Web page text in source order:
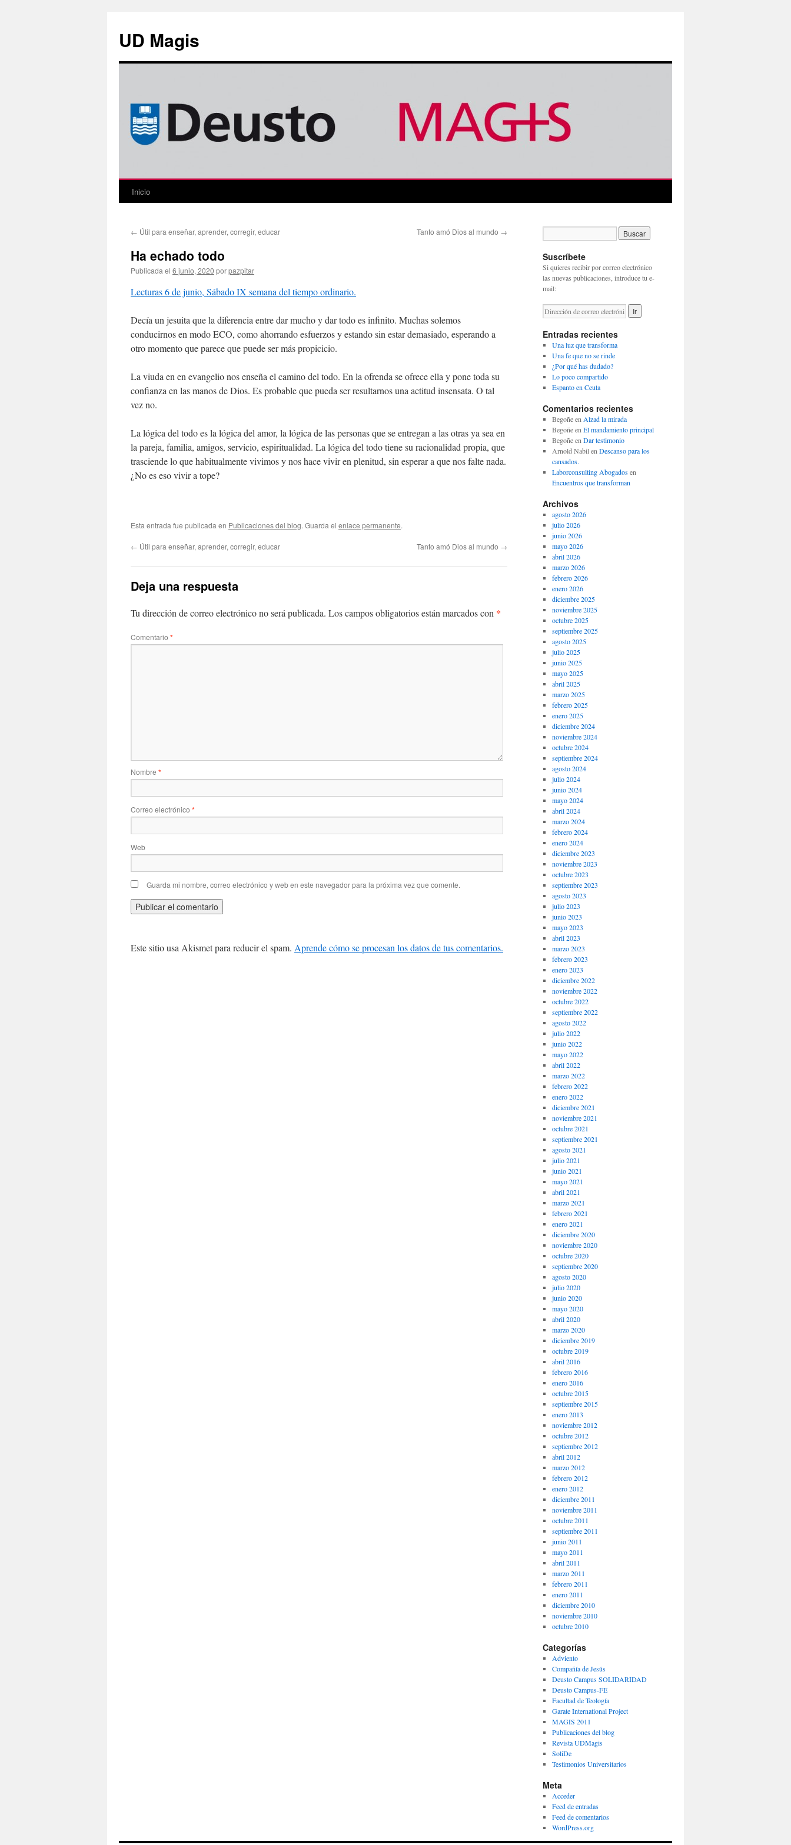
contenido
UD Magis
Inicio
← Útil para enseñar, aprender, corregir, educar Tanto amó Dios al mundo →
Ha echado todo
Publicada el 6 junio, 2020 porpazpitar
Lecturas 6 de junio, Sábado IX semana del tiempo ordinario.
Decía un jesuita que la diferencia entre dar mucho y dar todo es infinito. Muchas solemos
conducirnos en modo ECO, como ahorrando esfuerzos y estando sin estar demasiado, esperando a
otro momento que parece que puede ser más propicicio.
La viuda en en evangelio nos enseña el camino del todo. En la ofrenda se ofrece ella y pone toda su
confianza en las manos de Dios. Es probable que pueda ser resultarnos una actitud insensata. O tal
vez no.
La lógica del todo es la lógica del amor, la lógica de las personas que se entregan a las otras ya sea en
la pareja, familia, amigos, servicio, espiritualidad. La lógica del todo tiene su racionalidad propia, que
trasciende lo que habitualmente vivimos y nos hace vivir en plenitud, sin esperar a que nos falte nada.
¿No es eso vivir a tope?
Esta entrada fue publicada en Publicaciones del blog. Guarda el enlace permanente.
← Útil para enseñar, aprender, corregir, educar Tanto amó Dios al mundo →
Deja una respuesta
Tu dirección de correo electrónico no será publicada. Los campos obligatorios están marcados con *
Comentario *
Nombre *
Correo electrónico *
Web
Guarda mi nombre, correo electrónico y web en este navegador para la próxima vez que comente.
Este sitio usa Akismet para reducir el spam. Aprende cómo se procesan los datos de tus comentarios.
Suscríbete
Si quieres recibir por correo electrónico
las nuevas publicaciones, introduce tu e-
mail:
Entradas recientes
Una luz que transforma
Una fe que no se rinde
¿Por qué has dudado?
Lo poco compartido
Espanto en Ceuta
Comentarios recientes
Begoñeen Alzad la mirada
Begoñeen El mandamiento principal
Begoñeen Dar testimonio
Arnold Nabilen Descanso para los
cansados.
Laborconsulting Abogadosen
Encuentros que transforman
Archivos
agosto 2026
julio 2026
junio 2026
mayo 2026
abril 2026
marzo 2026
febrero 2026
enero 2026
diciembre 2025
noviembre 2025
octubre 2025
septiembre 2025
agosto 2025
julio 2025
junio 2025
mayo 2025
abril 2025
marzo 2025
febrero 2025
enero 2025
diciembre 2024
noviembre 2024
octubre 2024
septiembre 2024
agosto 2024
julio 2024
junio 2024
mayo 2024
abril 2024
marzo 2024
febrero 2024
enero 2024
diciembre 2023
noviembre 2023
octubre 2023
septiembre 2023
agosto 2023
julio 2023
junio 2023
mayo 2023
abril 2023
marzo 2023
febrero 2023
enero 2023
diciembre 2022
noviembre 2022
octubre 2022
septiembre 2022
agosto 2022
julio 2022
junio 2022
mayo 2022
abril 2022
marzo 2022
febrero 2022
enero 2022
diciembre 2021
noviembre 2021
octubre 2021
septiembre 2021
agosto 2021
julio 2021
junio 2021
mayo 2021
abril 2021
marzo 2021
febrero 2021
enero 2021
diciembre 2020
noviembre 2020
octubre 2020
septiembre 2020
agosto 2020
julio 2020
junio 2020
mayo 2020
abril 2020
marzo 2020
diciembre 2019
octubre 2019
abril 2016
febrero 2016
enero 2016
octubre 2015
septiembre 2015
enero 2013
noviembre 2012
octubre 2012
septiembre 2012
abril 2012
marzo 2012
febrero 2012
enero 2012
diciembre 2011
noviembre 2011
octubre 2011
septiembre 2011
junio 2011
mayo 2011
abril 2011
marzo 2011
febrero 2011
enero 2011
diciembre 2010
noviembre 2010
octubre 2010
Categorías
Adviento
Compañía de Jesús
Deusto Campus SOLIDARIDAD
Deusto Campus-FE
Facultad de Teología
Garate International Project
MAGIS 2011
Publicaciones del blog
Revista UDMagis
SoliDe
Testimonios Universitarios
Meta
Acceder
Feed de entradas
Feed de comentarios
WordPress.org